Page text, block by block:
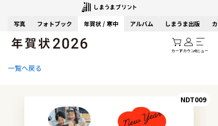
写真 フォトブック 年賀状 / 寒中 アルバム しまうま出版
カートアカウントメニュー
一覧へ戻る
NDT009